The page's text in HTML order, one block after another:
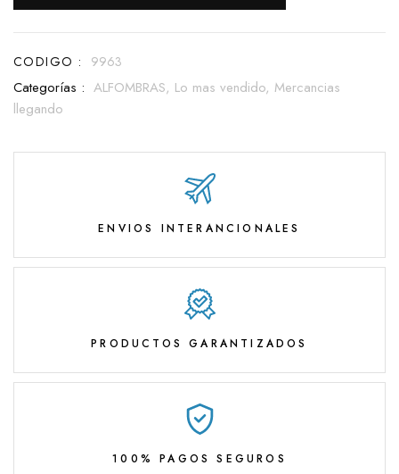
CODIGO : 9963
Categorías : ALFOMBRAS, Lo mas vendido, Mercancias
llegando
ENVIOS INTERANCIONALES
PRODUCTOS GARANTIZADOS
100% PAGOS SEGUROS